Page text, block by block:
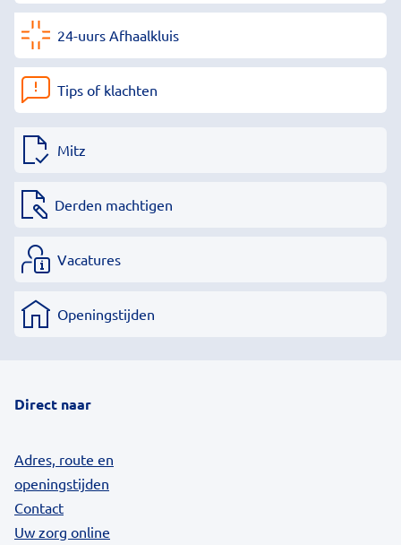
24-uurs Afhaalkluis
Tips of klachten
Mitz
Derden machtigen
Vacatures
Openingstijden
Direct naar
Adres, route en
openingstijden
Contact
Uw zorg online